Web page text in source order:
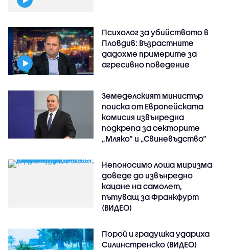
Психолог за убийството в
Пловдив: Възрастните
дадохме примерите за
агресивно поведение
Земеделският министър
поиска от Европейската
комисия извънредна
подкрепа за секторите
„Мляко“ и „Свиневъдство“
Непоносимо лоша миризма
доведе до извънредно
кацане на самолет,
пътуващ за Франкфурт
(ВИДЕО)
Порой и градушка удариха
Силинстренско (ВИДЕО)